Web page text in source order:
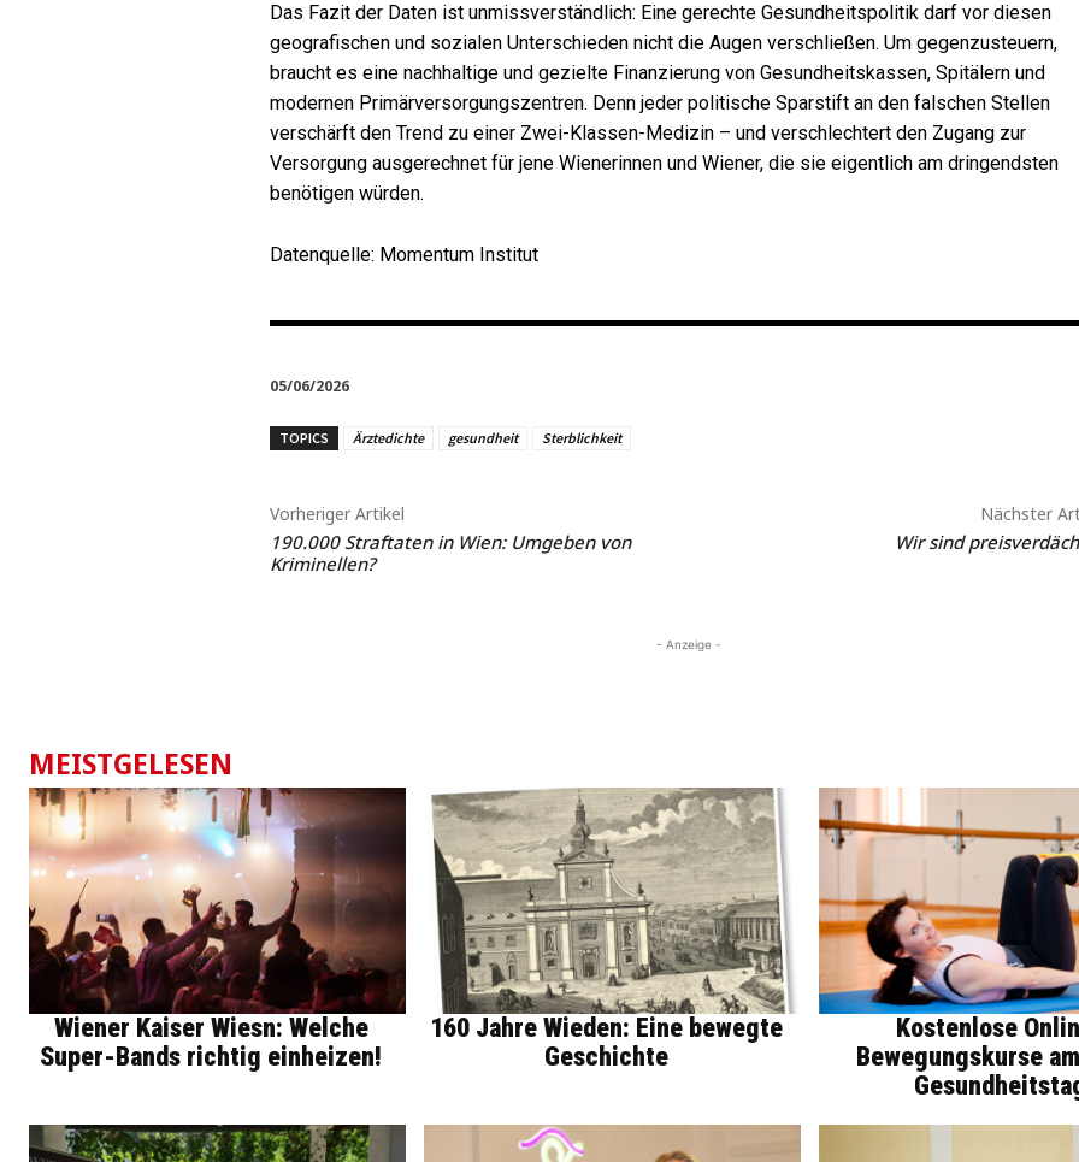
Das Fazit der Daten ist unmissverständlich: Eine gerechte Gesundheitspolitik darf vor diesen
geografischen und sozialen Unterschieden nicht die Augen verschließen. Um gegenzusteuern,
braucht es eine nachhaltige und gezielte Finanzierung von Gesundheitskassen, Spitälern und
modernen Primärversorgungszentren. Denn jeder politische Sparstift an den falschen Stellen
verschärft den Trend zu einer Zwei-Klassen-Medizin – und verschlechtert den Zugang zur
Versorgung ausgerechnet für jene Wienerinnen und Wiener, die sie eigentlich am dringendsten
benötigen würden.
Datenquelle: Momentum Institut
05/06/2026
TOPICS Ärztedichte gesundheit Sterblichkeit
Vorheriger Artikel
190.000 Straftaten in Wien: Umgeben von
Kriminellen?
Nächster
Wir sind
- Anzeige -
MEISTGELESEN
Wiener Kaiser Wiesn: Welche
Super-Bands richtig einheizen!
160 Jahre Wieden: Eine bewegte
Geschichte
Kostenlose
Bewegungskurse